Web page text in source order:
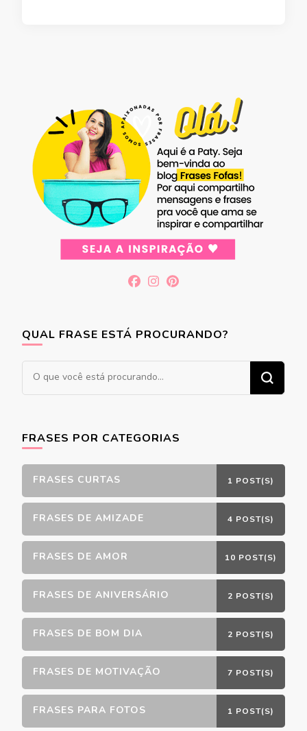
QUAL FRASE ESTÁ PROCURANDO?
Procurando
algo?
FRASES POR CATEGORIAS
FRASES CURTAS 1 POST(S)
FRASES DE AMIZADE 4 POST(S)
FRASES DE AMOR 10 POST(S)
FRASES DE ANIVERSÁRIO 2 POST(S)
FRASES DE BOM DIA 2 POST(S)
FRASES DE MOTIVAÇÃO 7 POST(S)
FRASES PARA FOTOS 1 POST(S)